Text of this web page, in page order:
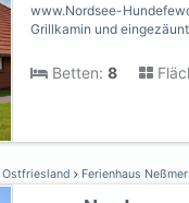
www.Nordsee-
Grillkamin und
Betten: 8
Ostfriesland Ferienhaus